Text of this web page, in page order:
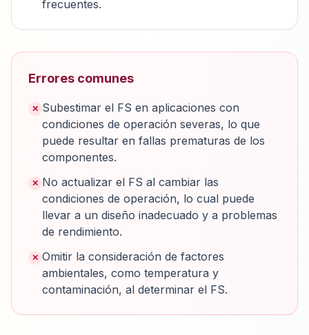
frecuentes.
Errores comunes
✕ Subestimar el FS en aplicaciones con
condiciones de operación severas, lo que
puede resultar en fallas prematuras de los
componentes.
✕ No actualizar el FS al cambiar las
condiciones de operación, lo cual puede
llevar a un diseño inadecuado y a problemas
de rendimiento.
✕ Omitir la consideración de factores
ambientales, como temperatura y
contaminación, al determinar el FS.